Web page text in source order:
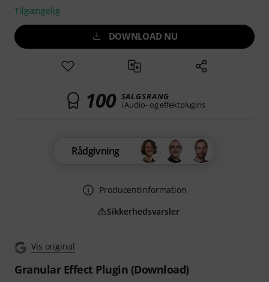
Vis original
Granular Effect Plugin (Download)
Tilgængelig
DOWNLOAD NU
100 SALGSRANG
i Audio- og effektplugins
Rådgivning
Producentinformation
Sikkerhedsvarsler